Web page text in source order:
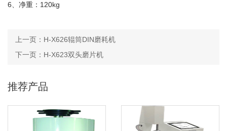
6、净重：120kg
上一页： H-X626辊筒DIN磨耗机
下一页： H-X623双头磨片机
推荐产品